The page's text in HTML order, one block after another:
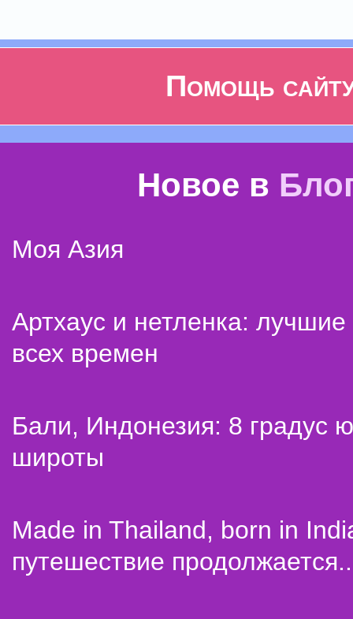
Помощь
Новое в
Моя Азия
Артхаус и нетленка:
всех времен
Бали, Индонезия: 8 градус
широты
Made in Thailand, born in
путешествие